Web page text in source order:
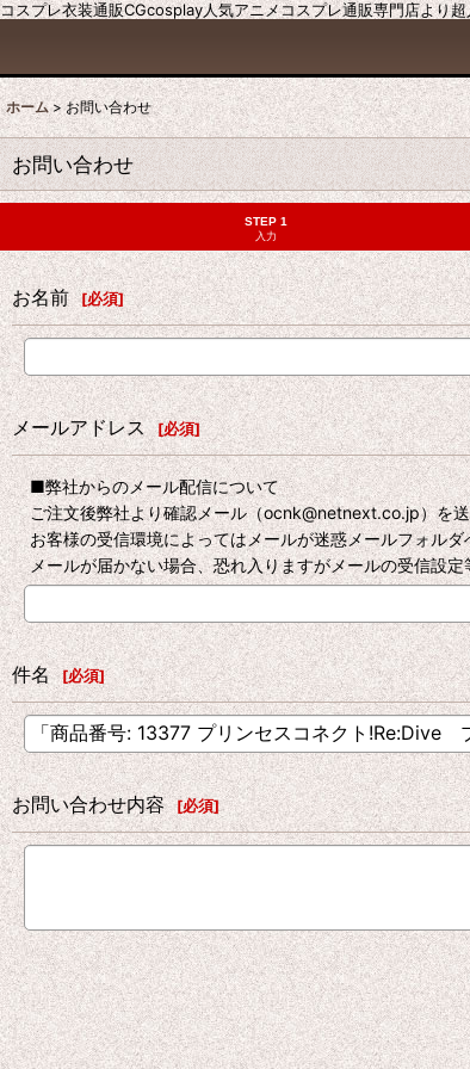
コスプレ衣装通販CGcosplay人気アニメコスプレ通販専門店より
ホーム > お問い合わせ
お問い合わせ
STEP 1
入力
お名前 [必須]
メールアドレス [必須]
■弊社からのメール配信について
ご注文後弊社より確認メール（ocnk@netnext.co.jp）を
お客様の受信環境によってはメールが迷惑メールフォル
メールが届かない場合、恐れ入りますがメールの受信設
件名 [必須]
お問い合わせ内容 [必須]